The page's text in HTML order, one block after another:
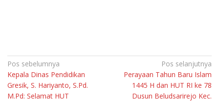
Navigasi
pos
Pos sebelumnya
Kepala Dinas Pendidikan
Gresik, S. Hariyanto, S.Pd.
M.Pd: Selamat HUT
Pos selanjutnya
Perayaan Tahun Baru Islam
1445 H dan HUT RI ke 78
Dusun Beludsarirejo Kec.